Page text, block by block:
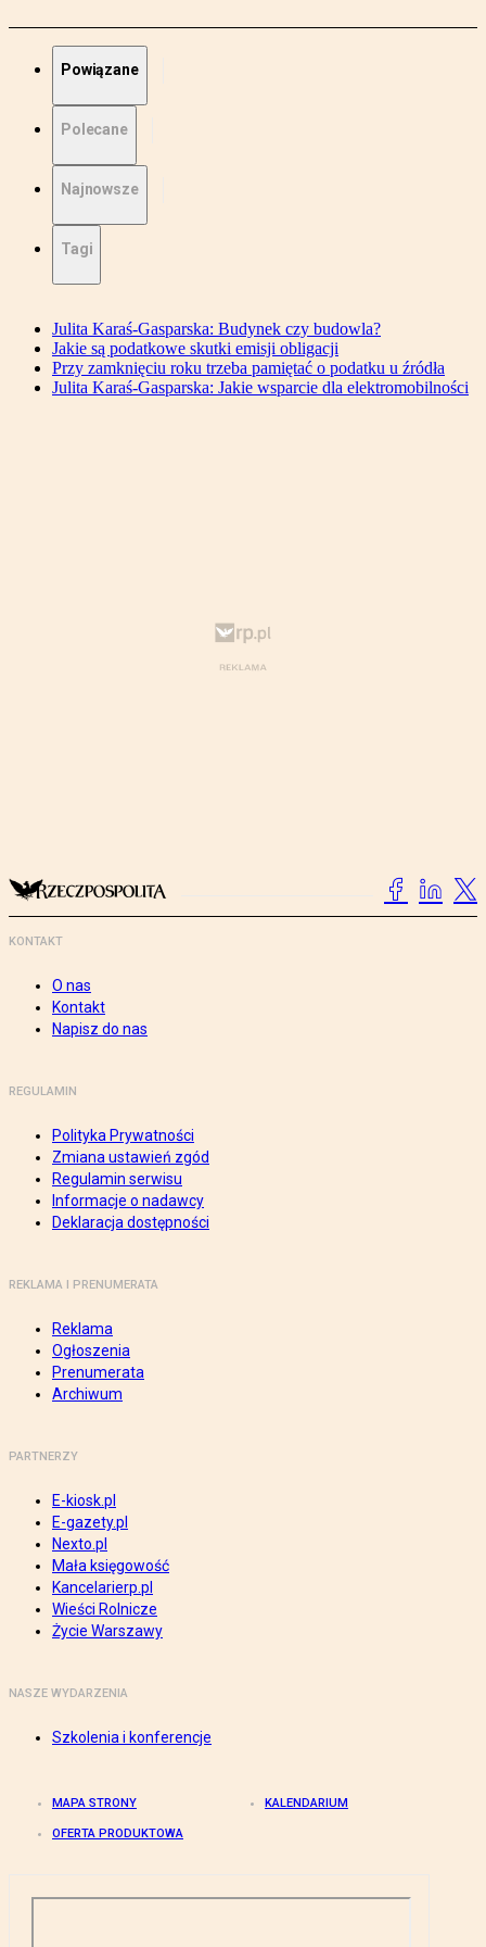
Powiązane
Polecane
Najnowsze
Tagi
Julita Karaś-Gasparska: Budynek czy budowla?
Jakie są podatkowe skutki emisji obligacji
Przy zamknięciu roku trzeba pamiętać o podatku u źródła
Julita Karaś-Gasparska: Jakie wsparcie dla elektromobilności
KONTAKT
O nas
Kontakt
Napisz do nas
REGULAMIN
Polityka Prywatności
Zmiana ustawień zgód
Regulamin serwisu
Informacje o nadawcy
Deklaracja dostępności
REKLAMA I PRENUMERATA
Reklama
Ogłoszenia
Prenumerata
Archiwum
PARTNERZY
E-kiosk.pl
E-gazety.pl
Nexto.pl
Mała księgowość
Kancelarierp.pl
Wieści Rolnicze
Życie Warszawy
NASZE WYDARZENIA
Szkolenia i konferencje
MAPA STRONY KALENDARIUM
OFERTA PRODUKTOWA